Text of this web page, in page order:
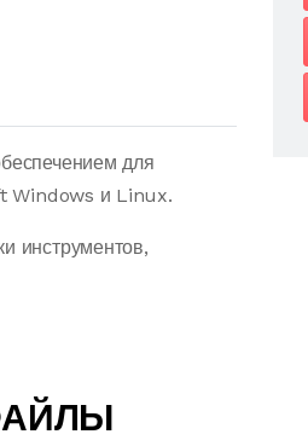
для
Windows и Linux.
инструментов,